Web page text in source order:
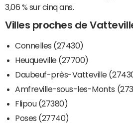
3,06 % sur cinq ans.
Villes proches de
Connelles (27430)
Heuqueville (27700)
Daubeuf-près-Vatteville
Amfreville-sous-les-Monts
Flipou (27380)
Poses (27740)